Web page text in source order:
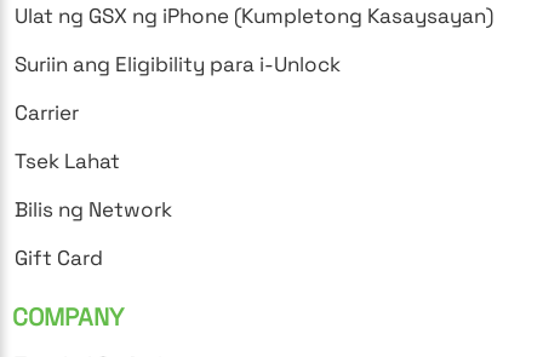
Ulat ng GSX ng iPhone (Kumpletong Kasaysayan)
Suriin ang Eligibility para i-Unlock
Carrier
Tsek Lahat
Bilis ng Network
Gift Card
COMPANY